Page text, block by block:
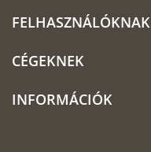
FELHASZNÁLÓKNAK
CÉGEKNEK
INFORMÁCIÓK